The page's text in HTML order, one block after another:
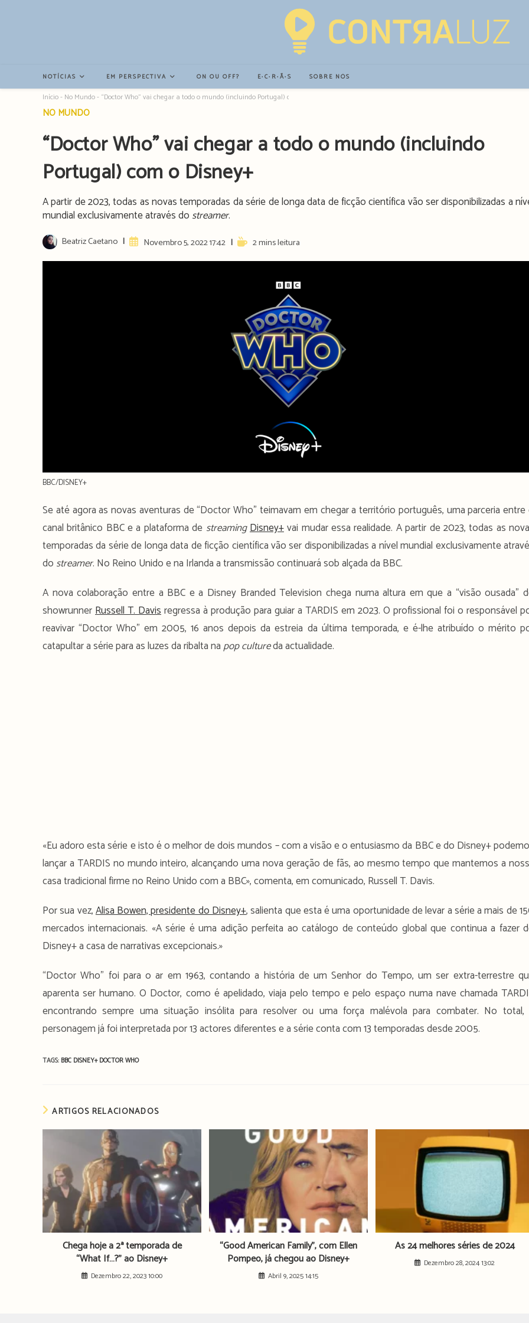
NOTÍCIAS EM PERSPECTIVA ON OU OFF? E∙C∙R∙Ã∙S SOBRE NÓS
Início- No Mundo- “Doctor Who” vai chegar a todo o mundo (incluindo Portugal) com o Disney+
Post
NO MUNDO
“Doctor Who” vai chegar a todo o mundo (incluindo
Portugal) com o Disney+
A partir de 2023, todas as novas temporadas da série de longa data de ficção científica vão ser disponibilizadas a
mundial exclusivamente através do streamer.
Post
author:
Beatriz Caetano
ArtigoNovembro 5, 2022 17:42
Reading2 mins leitura
BBC/DISNEY+
Se até agora as novas aventuras de “Doctor Who” teimavam em chegar a território português, uma parceria entre
canal britânico BBC e a plataforma de streamingDisney+vai mudar essa realidade. A partir de 2023, todas as
temporadas da série de longa data de ficção científica vão ser disponibilizadas a nível mundial exclusivamente
do streamer. No Reino Unido e na Irlanda a transmissão continuará sob alçada da BBC.
A nova colaboração entre a BBC e a Disney Branded Television chega numa altura em que a “visão ousada”
showrunnerRussell T. Davisregressa à produção para guiar a TARDIS em 2023. O profissional foi o responsável
reavivar “Doctor Who” em 2005, 16 anos depois da estreia da última temporada, e é-lhe atribuído o mérito
catapultar a série para as luzes da ribalta napop cultureda actualidade.
«Eu adoro esta série e isto é o melhor de dois mundos – com a visão e o entusiasmo da BBC e do Disney+
lançar a TARDIS no mundo inteiro, alcançando uma nova geração de fãs, ao mesmo tempo que mantemos a
casa tradicional firme no Reino Unido com a BBC», comenta, em comunicado, Russell T. Davis.
Por sua vez,Alisa Bowen, presidente do Disney+, salienta que esta é uma oportunidade de levar a série a mais de
mercados internacionais. «A série é uma adição perfeita ao catálogo de conteúdo global que continua a fazer
Disney+ a casa de narrativas excepcionais.»
“Doctor Who” foi para o ar em 1963, contando a história de um Senhor do Tempo, um ser extra-terrestre
aparenta ser humano. O Doctor, como é apelidado, viaja pelo tempo e pelo espaço numa nave chamada
encontrando sempre uma situação insólita para resolver ou uma força malévola para combater. No total,
personagem já foi interpretada por 13 actores diferentes e a série conta com 13 temporadas desde 2005.
TAGS: BBC DISNEY+DOCTOR WHO
ARTIGOS RELACIONADOS
Chega hoje a 2ª temporada de
“What If…?” ao Disney+
Dezembro 22, 2023 10:00
“Good American Family”, com Ellen
Pompeo, já chegou ao Disney+
Abril 9, 2025 14:15
As 24 melhores séries de 2024
Dezembro 28, 2024 13:02